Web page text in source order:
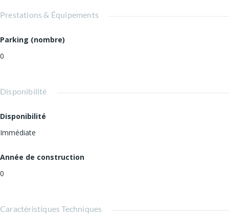
Prestations & Équipements
Parking (nombre)
0
Disponibilité
Disponibilité
Immédiate
Année de construction
0
Caractéristiques Techniques